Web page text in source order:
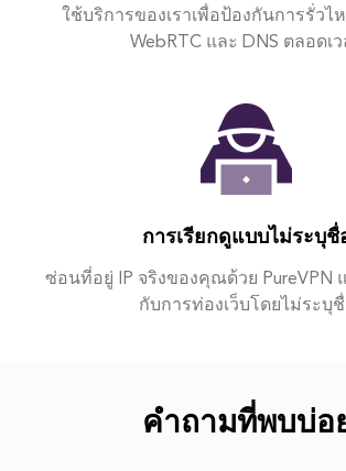
ใช้บริการของเราเพื่อป้องกันการรั่วไ
WebRTC และ DNS ตลอดเว
การเรียกดูแบบไม่ระบุชื่
ซ่อนที่อยู่ IP จริงของคุณด้วย PureVPN
กับการท่องเว็บโดยไม่ระบุ
คำถามที่พบบ่อ